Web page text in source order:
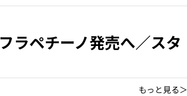
ラペチーノ発売へ／スタ
もっと見る＞